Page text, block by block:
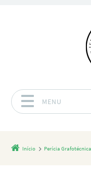
MENU
Início Perícia Grafotécnica